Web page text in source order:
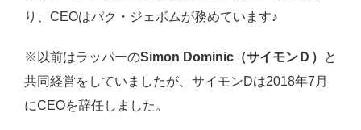
り、CEOはパク・ジェボムが務めています♪
※以前はラッパーのSimon Dominic（サイモンＤ）
と
共同経営をしていましたが、サイモンDは2018年7月
にCEOを辞任しました。